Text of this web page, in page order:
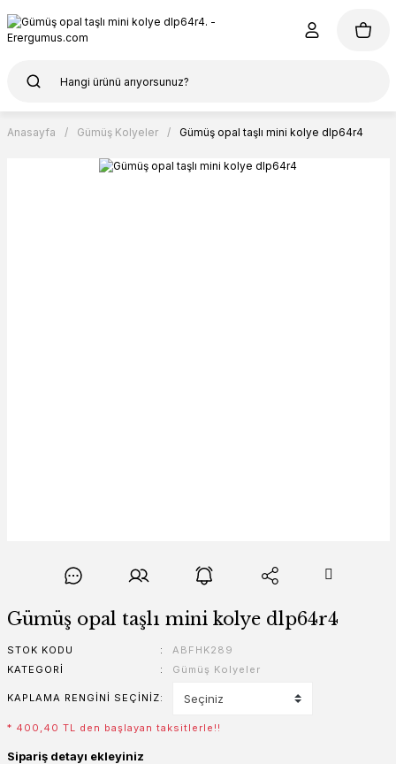
Anasayfa Gümüş Kolyeler Gümüş opal taşlı mini kolye dlp64r4
Gümüş opal taşlı mini kolye dlp64r4
STOK KODU
ABFHK289
KATEGORI
Gümüş Kolyeler
KAPLAMA RENGINI SEÇINIZ
* 400,40 TL den başlayan taksitlerle!!
Sipariş detayı ekleyiniz